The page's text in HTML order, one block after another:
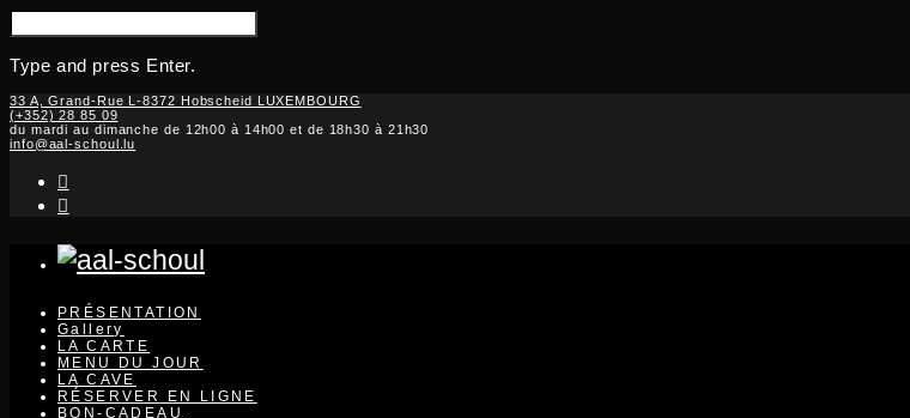
SEARCH
FOR:
Type and press Enter.
Skip
to
content
33 A, Grand-Rue L-8372 Hobscheid LUXEMBOURG
(+352) 28 85 09
du mardi au dimanche de 12h00 à 14h00 et de 18h30 à 21h30
info@aal-schoul.lu
PRÉSENTATION
Gallery
LA CARTE
MENU DU JOUR
LA CAVE
RÉSERVER EN LIGNE
BON-CADEAU